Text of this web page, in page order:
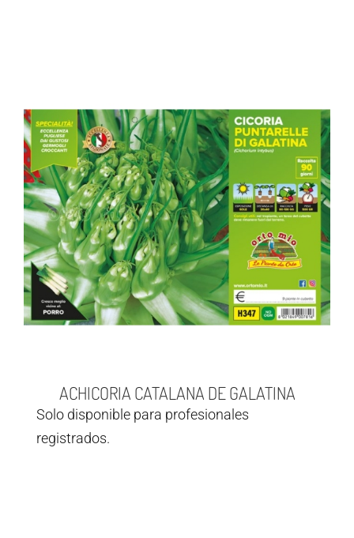
ACHICORIA CATALANA DE GALATINA
Solo disponible para profesionales
registrados.